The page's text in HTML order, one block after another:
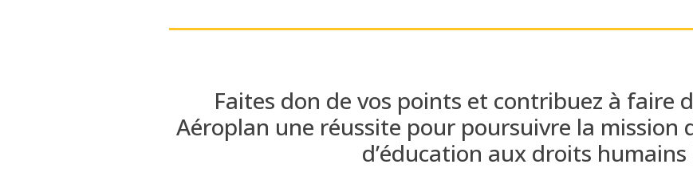
Faites don de vos points et contribuez à faire
Aéroplan une réussite pour poursuivre la mission
d’éducation aux droits humains